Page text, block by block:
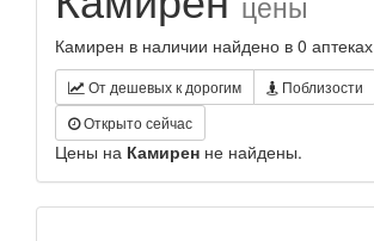
Камирен в наличии найдено в 0 аптеках
От дешевых к дорогим
Поблизости
Открыто сейчас
Цены на Камирен не найдены.